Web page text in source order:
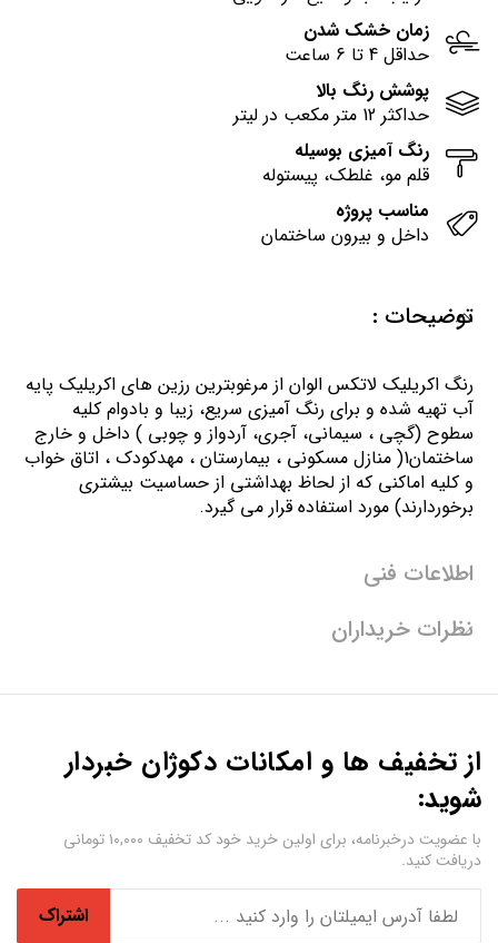
زمان خشک شدن
حداقل 4 تا 6 ساعت
پوشش رنگ بالا
حداکثر 12 متر مکعب در لیتر
رنگ آمیزی بوسیله
قلم مو، غلطک، پیستوله
مناسب پروژه
داخل و بیرون ساختمان
توضیحات :
رنگ اكريليك لاتكس الوان از مرغوبترين رزين هاي اكريليك پايه
آب تهيه شده و برای رنگ آمیزی سریع، زیبا و بادوام کلیه
سطوح (گچی ، سیمانی، آجری، آردواز و چوبی ) داخل و خارج
ساختمان1( منازل مسكوني ، بيمارستان ، مهدكودك ، اتاق خواب
و كليه اماكني كه از لحاظ بهداشتي از حساسيت بيشتري
برخوردارند) مورد استفاده قرار می گیرد.
اطلاعات فنی
نظرات خریداران
از تخفیف ها و امکانات دکوژان خبردار
شوید:
با عضویت درخبرنامه، برای اولین خرید خود کد تخفیف ۱۰,۰۰۰ تومانی
دریافت کنید.
اشتراک